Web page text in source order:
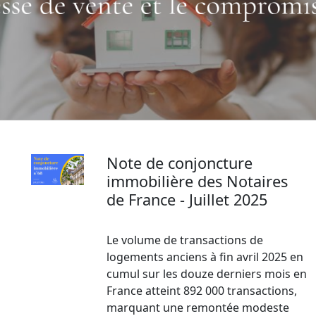
Note de conjoncture
immobilière des Notaires
de France - Juillet 2025
Le volume de transactions de
logements anciens à fin avril 2025 en
cumul sur les douze derniers mois en
France atteint 892 000 transactions,
marquant une remontée modeste